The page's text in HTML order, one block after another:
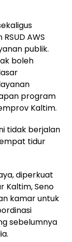
AWS
publik.
boleh
program
Kaltim.
tidak berjalan
tidur
diperkuat
Kaltim, Seno
kamar untuk
sebelumnya